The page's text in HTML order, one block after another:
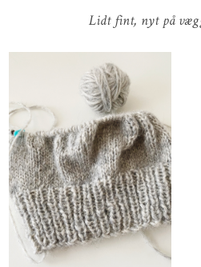
Lidt fint, nyt på